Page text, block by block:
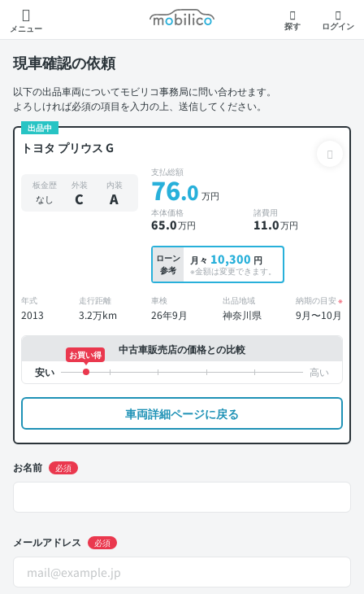
メニュー
モビリコ
探す ログイン
現車確認の依頼
以下の出品車両についてモビリコ事務局に問い合わせます。
よろしければ必須の項目を入力の上、送信してください。
出品中
トヨタ プリウス G
板金歴
なし
外装
C
内装
A
支払総額
76.0 万円
本体価格
65.0万円
諸費用
11.0万円
ローン
参考
月々 10,300 円
※金額は変更できます。
年式
2013
走行距離
3.2万km
車検
26年9月
出品地域
神奈川県
納期の目安 ※
9月〜10月
中古車販売店の価格との比較
お買い得
車両詳細ページに戻る
お名前 必須
メールアドレス 必須